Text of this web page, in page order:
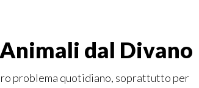
dal Divano
problema quotidiano, soprattutto per